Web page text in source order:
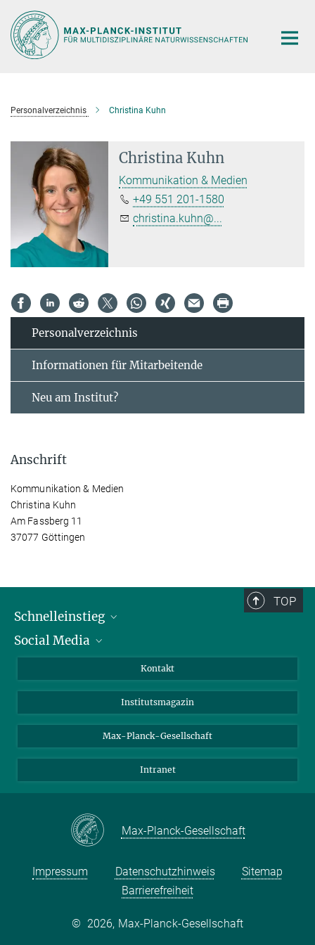
Hauptinhalt
Personalverzeichnis Christina Kuhn
Christina Kuhn
Kommunikation & Medien
+49 551 201-1580
christina.kuhn@...
Personal­verzeichnis
Informationen für Mitarbeitende
Neu am Institut?
Anschrift
Kommunikation & Medien
Christina Kuhn
Am Fassberg 11
37077 Göttingen
TOP
Schnelleinstieg
Alumni
Schulen
Studierende
Social Media
Facebook
YouTube
Kontakt
Institutsmagazin
Max-Planck-Gesellschaft
Intranet
Max-Planck-Gesellschaft
Impressum Datenschutzhinweis
Sitemap
Barrierefreiheit
© 2026, Max-Planck-Gesellschaft